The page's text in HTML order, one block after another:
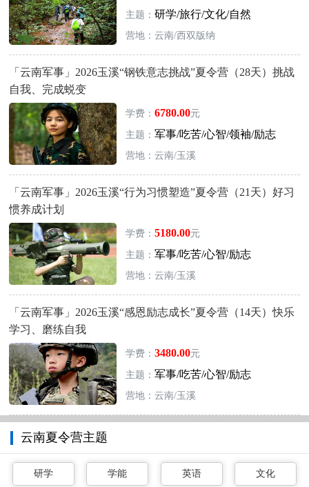
主题： 研学/旅行/文化/自然
营地：云南/西双版纳
「云南军事」2026玉溪“钢铁意志挑战”夏令营（28天）挑战
自我、完成蜕变
学费： 6780.00元
主题： 军事/吃苦/心智/领袖/励志
营地：云南/玉溪
「云南军事」2026玉溪“行为习惯塑造”夏令营（21天）好习
惯养成计划
学费： 5180.00元
主题： 军事/吃苦/心智/励志
营地：云南/玉溪
「云南军事」2026玉溪“感恩励志成长”夏令营（14天）快乐
学习、磨练自我
学费： 3480.00元
主题： 军事/吃苦/心智/励志
营地：云南/玉溪
云南夏令营主题
研学 学能 英语 文化